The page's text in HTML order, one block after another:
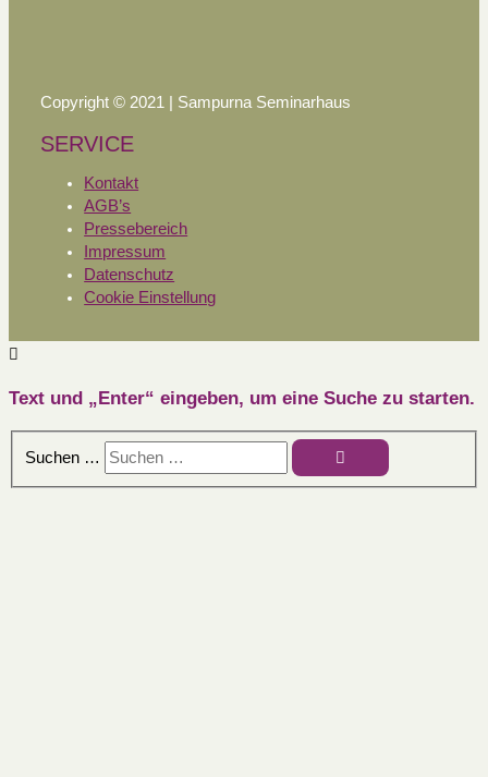
Copyright © 2021 | Sampurna Seminarhaus
SERVICE
Kontakt
AGB’s
Pressebereich
Impressum
Datenschutz
Cookie Einstellung
Text und „Enter“ eingeben, um eine Suche zu starten.
Suchen …